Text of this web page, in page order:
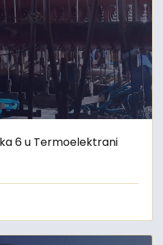
6 u Termoelektrani